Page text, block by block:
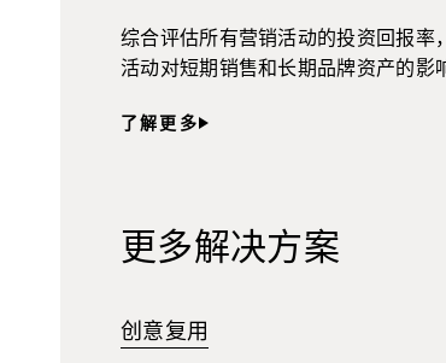
综合评估所有营销活动的投资回报率
活动对短期销售和长期品牌资产的影
了解更多
更多解决方案
创意复用